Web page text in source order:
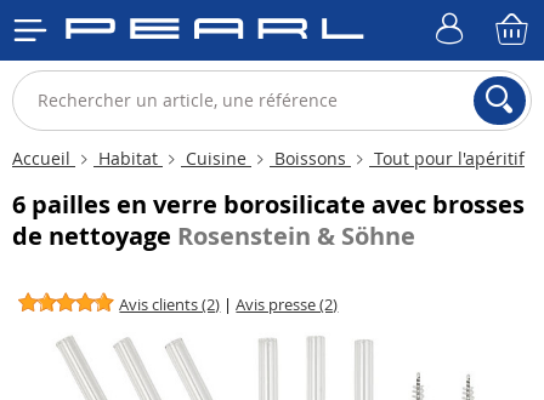
Accueil Habitat Cuisine Boissons Tout pour l'apéritif
6 pailles en verre borosilicate avec brosses
de nettoyage Rosenstein & Söhne
Avis clients (2) |Avis presse (2)